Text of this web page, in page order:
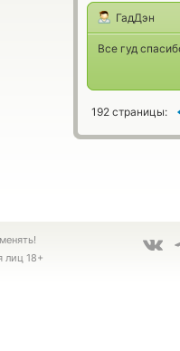
ГадДэн
Все гуд
192 страницы:
лиц 18+